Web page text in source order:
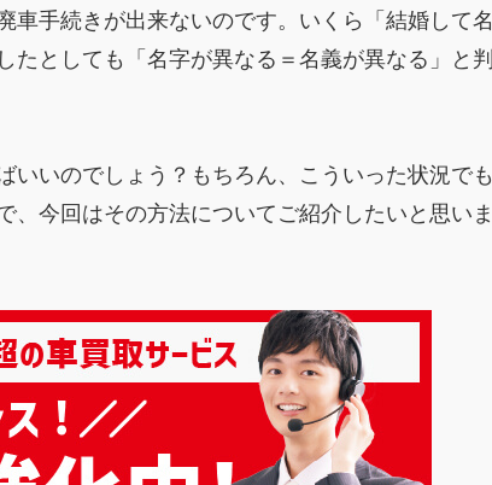
車手続きが出来ないのです。いくら「結婚して名
としても「名字が異なる＝名義が異なる」と判
いいのでしょう？もちろん、こういった状況でも
今回はその方法についてご紹介したいと思いま